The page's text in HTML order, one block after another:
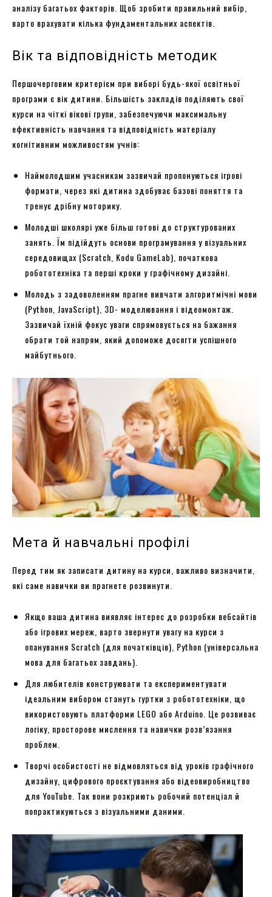
аналізу багатьох факторів. Щоб зробити правильний вибір,
варто врахувати кілька фундаментальних аспектів.
Вік та відповідність методик
Першочерговим критерієм при виборі будь-якої освітньої
програми є вік дитини. Більшість закладів поділяють свої
курси на чіткі вікові групи, забезпечуючи максимальну
ефективність навчання та відповідність матеріалу
когнітивним можливостям учнів:
Наймолодшим учасникам зазвичай пропонуються ігрові
формати, через які дитина здобуває базові поняття та
тренує дрібну моторику.
Молодші школярі уже більш готові до структурованих
занять. Їм підійдуть основи програмування у візуальних
середовищах (Scratch, Kodu GameLab), початкова
робототехніка та перші кроки у графічному дизайні.
Молодь з задоволенням прагне вивчати алгоритмічні мови
(Python, JavaScript), 3D- моделювання і відеомонтаж.
Зазвичай їхній фокус уваги спрямовується на бажання
обрати той напрям, який допоможе досягти успішного
майбутнього.
Мета й навчальні профілі
Перед тим як записати дитину на курси, важливо визначити,
які саме навички ви прагнете розвинути.
Якщо ваша дитина виявляє інтерес до розробки вебсайтів
або ігрових мереж, варто звернути увагу на курси з
опанування Scratch (для початківців), Python (універсальна
мова для багатьох завдань).
Для любителів конструювати та експериментувати
ідеальним вибором стануть гуртки з робототехніки, що
використовують платформи LEGO або Arduino. Це розвиває
логіку, просторове мислення та навички розв’язання
проблем.
Творчі особистості не відмовляться від уроків графічного
дизайну, цифрового проєктування або відеовиробництво
для YouTube. Так вони розкриють робочий потенціал й
попрактикуються з візуальними даними.